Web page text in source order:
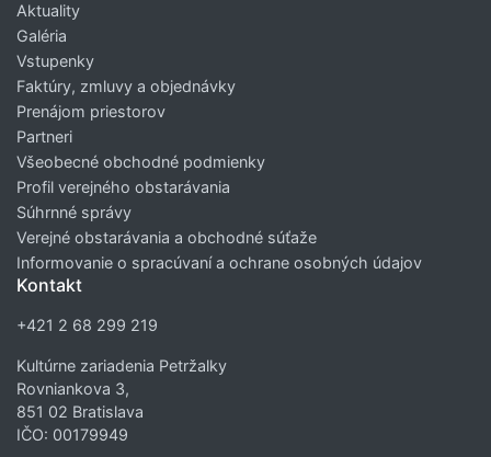
Aktuality
Galéria
Vstupenky
Faktúry, zmluvy a objednávky
Prenájom priestorov
Partneri
Všeobecné obchodné podmienky
Profil verejného obstarávania
Súhrnné správy
Verejné obstarávania a obchodné súťaže
Informovanie o spracúvaní a ochrane osobných údajov
Kontakt
+421 2 68 299 219
Kultúrne zariadenia Petržalky
Rovniankova 3,
851 02 Bratislava
IČO: 00179949